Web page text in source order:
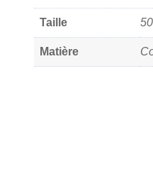
Taille
Matière